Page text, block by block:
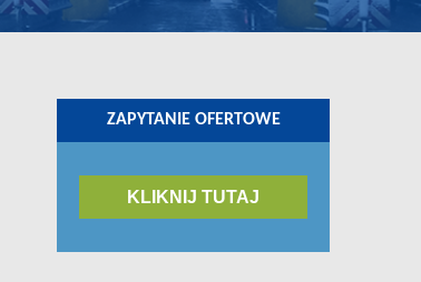
ZAPYTANIE OFERTOWE
KLIKNIJ TUTAJ